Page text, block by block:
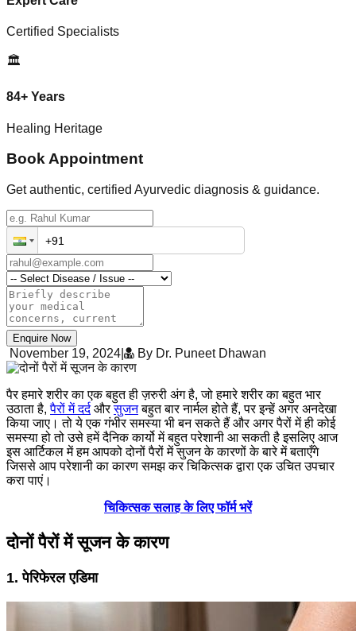
Certified Specialists
🏛️
84+ Years
Healing Heritage
Book Appointment
Get authentic, certified Ayurvedic diagnosis & guidance.
Enquire Now
November 19, 2024 By Dr. Puneet Dhawan
पैर हमारे शरीर का एक बहुत ही ज़रुरी अंग है, जो हमारे शरीर का बहुत भार
उठाता है,पैरों में दर्दऔरसुजनबहुत बार नार्मल होते हैं, पर इन्हें अगर अनदेखा
किया जाए। तो ये एक गंभीर समस्या भी बन सकते हैं और अगर पैरों में ही कोई
समस्या हो तो उसे हमें दैनिक कार्यो में बहुत परेशानी आ सकती है इसलिए आज
इस आर्टिकल में हम आपको दोनों पैरों में सुजन के कारणों के बारे में बताएँगे
जिससे आप परेशानी का कारण समझ कर चिकित्सक द्वारा एक उचित उपचार
करा पाएं।
चिकित्सक सलाह के लिए फॉर्म भरें
दोनों पैरों में सूजन के कारण
1. पेरिफेरल एडिमा